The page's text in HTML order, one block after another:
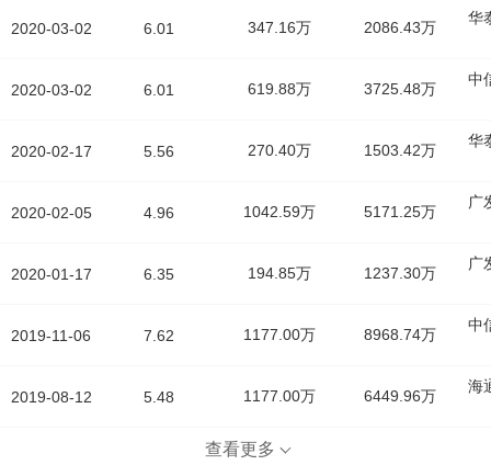
2020-03-02
2020-03-02
2020-02-17
2020-02-05
2020-01-17
2019-11-06
2019-08-12
6.01 347.16万 2086.43万
华
6.01 619.88万 3725.48万
中
5.56 270.40万 1503.42万
华
4.96 1042.59万 5171.25万
广
6.35 194.85万 1237.30万
广
7.62 1177.00万 8968.74万
中
5.48 1177.00万 6449.96万
海
查看更多